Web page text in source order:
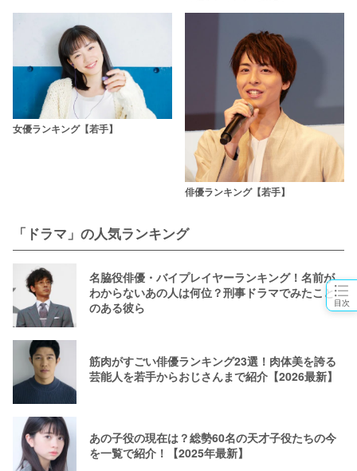
目次
女優ランキング【若手】
俳優ランキング【若手】
「ドラマ」の人気ランキング
名脇役俳優・バイプレイヤーランキング！名前が
わからないあの人は何位？刑事ドラマでみたこと
のある彼ら
筋肉がすごい俳優ランキング23選！肉体美を誇る
芸能人を若手からおじさんまで紹介【2026最新】
あの子役の現在は？総勢60名の天才子役たちの今
を一覧で紹介！【2025年最新】